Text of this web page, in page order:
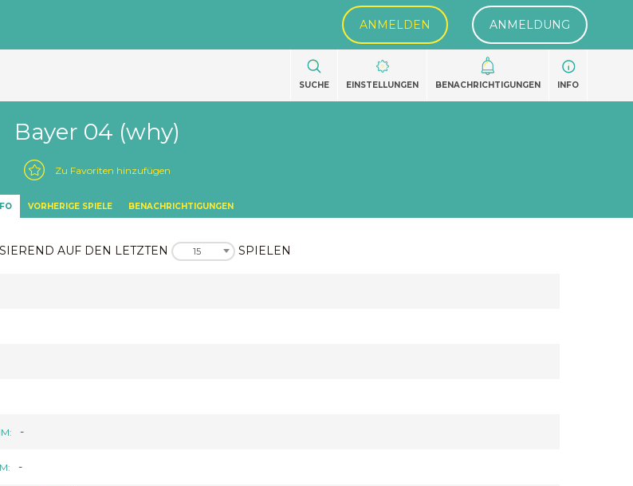
ANMELDEN ANMELDUNG
SUCHE EINSTELLUNGEN BENACHRICHTIGUNGEN INFO
Bayer 04 (why)
Zu Favoriten hinzufügen
VORHERIGE SPIELE BENACHRICHTIGUNGEN
AUF DEN LETZTEN 15 SPIELEN
-
-